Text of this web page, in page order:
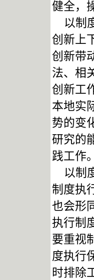
健全，
以制
创新上
创新带
法、相
创新工
本地实
势的变
研究的
践工作。
以制
制度执
也会形
执行制
要重视
度执行
时排除